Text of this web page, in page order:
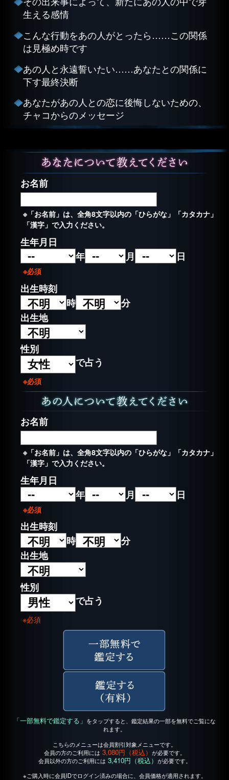
生える感情
こんな行動をあの人がとったら……この関係
は見極め時です
あの人と永遠誓いたい……あなたとの関係に
下す最終決断
あなたがあの人との恋に後悔しないための、
チャコからのメッセージ
お名前
※「お名前」は、全角8文字以内の「ひらがな」「カタカナ」
「漢字」で入力ください。
生年月日
年
月 日
※必須
出生時刻
時
分
出生地
性別
で占う
※必須
お名前
※「お名前」は、全角8文字以内の「ひらがな」「カタカナ」
「漢字」で入力ください。
生年月日
年
月 日
※必須
出生時刻
時
分
出生地
性別
で占う
※必須
「一部無料で鑑定する」 をタップすると、鑑定結果の一部を無料でご覧にな
れます。
こちらのメニューは会員割引対象メニューです。
会員の方のご利用には 3,080円（税込） が必要です。
会員以外の方のご利用には 3,410円（税込） が必要です。
※ご購入時に会員IDでログイン済みの場合に、会員価格が適用されます。